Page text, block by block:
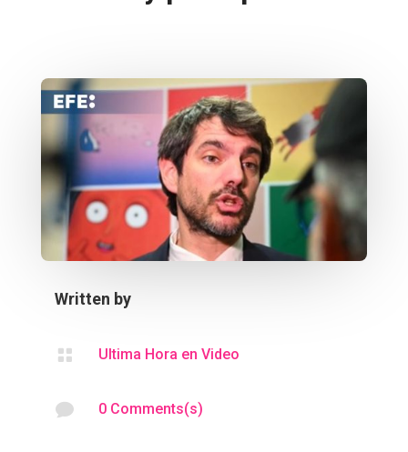
Written by
 Ultima Hora en Video
 0 Comments(s)